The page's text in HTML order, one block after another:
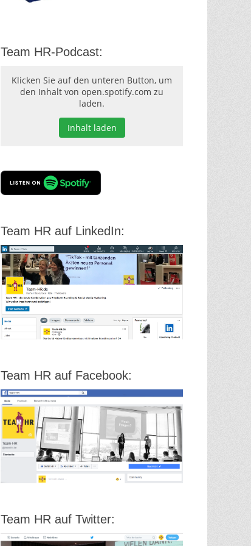
Team HR-Podcast:
Klicken Sie auf den unteren Button, um
den Inhalt von open.spotify.com zu
laden.
Inhalt laden
Team HR auf LinkedIn:
Team HR auf Facebook:
Team HR auf Twitter: